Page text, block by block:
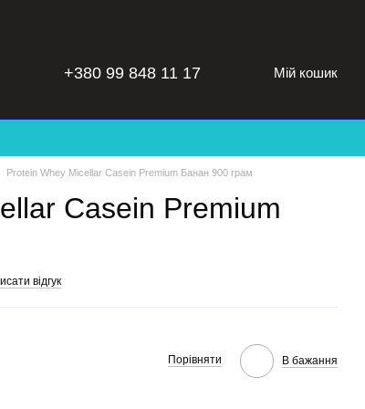
+380 99 848 11 17 Мій кошик
Protein Whey Micellar Casein Premium Банан 900 грам
Casein Premium
відгук
Порівняти В бажання